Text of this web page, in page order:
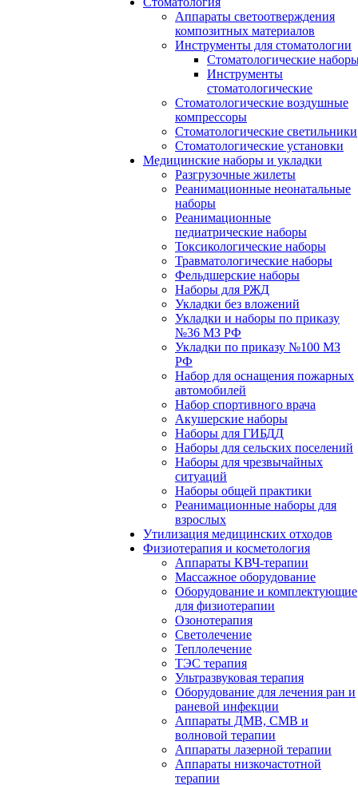
Аппараты светоотверждения
композитных материалов
Инструменты для стоматологии
Стоматологические
Инструменты
стоматологические
Стоматологические воздушные
компрессоры
Стоматологические светильники
Стоматологические установки
Медицинские наборы и укладки
Разгрузочные жилеты
Реанимационные неонатальные
наборы
Реанимационные
педиатрические наборы
Токсикологические наборы
Травматологические наборы
Фельдшерские наборы
Наборы для РЖД
Укладки без вложений
Укладки и наборы по приказу
№36 МЗ РФ
Укладки по приказу №100 МЗ
РФ
Набор для оснащения пожарных
автомобилей
Набор спортивного врача
Акушерские наборы
Наборы для ГИБДД
Наборы для сельских поселений
Наборы для чрезвычайных
ситуаций
Наборы общей практики
Реанимационные наборы для
взрослых
Утилизация медицинских отходов
Физиотерапия и косметология
Аппараты KВЧ-терапии
Массажное оборудование
Оборудование и комплектующие
для физиотерапии
Озонотерапия
Светолечение
Теплолечение
ТЭС терапия
Ультразвуковая терапия
Оборудование для лечения ран и
раневой инфекции
Аппараты ДМВ, СМВ и
волновой терапии
Аппараты лазерной терапии
Аппараты низкочастотной
терапии